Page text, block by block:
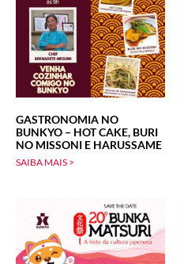
GASTRONOMIA NO
BUNKYO – HOT CAKE, BURI
NO MISSONI E HARUSSAME
SAIBA MAIS >